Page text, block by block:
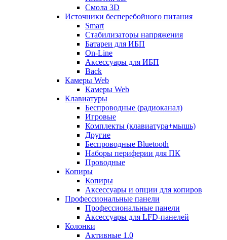
Смола 3D
Источники бесперебойного питания
Smart
Стабилизаторы напряжения
Батареи для ИБП
On-Line
Аксессуары для ИБП
Back
Камеры Web
Камеры Web
Клавиатуры
Беспроводные (радиоканал)
Игровые
Комплекты (клавиатура+мышь)
Другие
Беспроводные Bluetooth
Наборы периферии для ПК
Проводные
Копиры
Копиры
Аксессуары и опции для копиров
Профессиональные панели
Профессиональные панели
Аксессуары для LFD-панелей
Колонки
Активные 1.0